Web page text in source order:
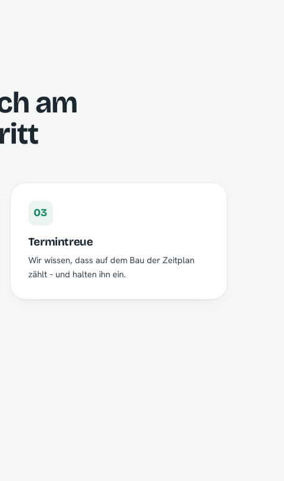
am
03
Termintreue
Wir wissen, dass auf dem Bau der Zeitplan
zählt – und halten ihn ein.